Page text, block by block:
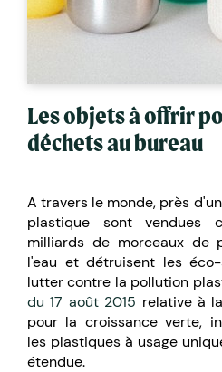
Les objets à offrir
déchets au bureau
A travers le monde, près
plastique sont vendues
milliards de morceaux de
l'eau et détruisent les
lutter contre la pollution
du 17 août 2015 relative à
pour la croissance verte,
les plastiques à usage
étendue.